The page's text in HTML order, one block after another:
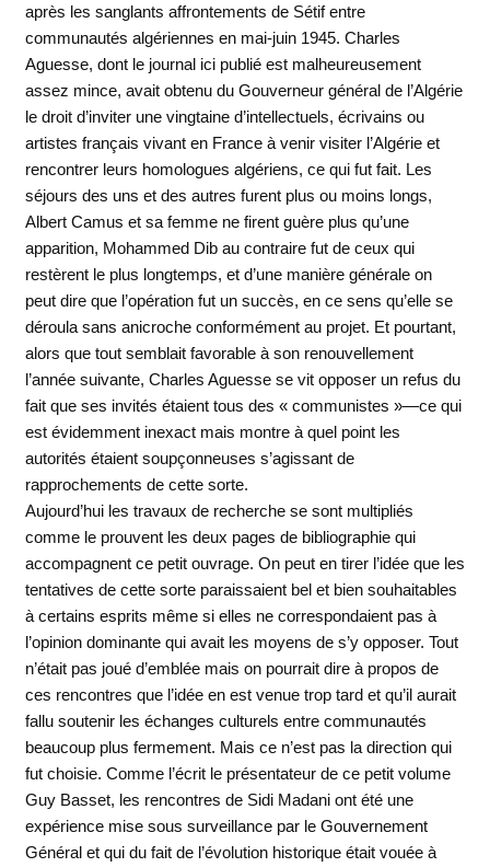
après les sanglants affrontements de Sétif entre
communautés algériennes en mai-juin 1945. Charles
Aguesse, dont le journal ici publié est malheureusement
assez mince, avait obtenu du Gouverneur général de l’Algérie
le droit d’inviter une vingtaine d’intellectuels, écrivains ou
artistes français vivant en France à venir visiter l’Algérie et
rencontrer leurs homologues algériens, ce qui fut fait. Les
séjours des uns et des autres furent plus ou moins longs,
Albert Camus et sa femme ne firent guère plus qu’une
apparition, Mohammed Dib au contraire fut de ceux qui
restèrent le plus longtemps, et d’une manière générale on
peut dire que l’opération fut un succès, en ce sens qu’elle se
déroula sans anicroche conformément au projet. Et pourtant,
alors que tout semblait favorable à son renouvellement
l’année suivante, Charles Aguesse se vit opposer un refus du
fait que ses invités étaient tous des « communistes »—ce qui
est évidemment inexact mais montre à quel point les
autorités étaient soupçonneuses s’agissant de
rapprochements de cette sorte.
Aujourd’hui les travaux de recherche se sont multipliés
comme le prouvent les deux pages de bibliographie qui
accompagnent ce petit ouvrage. On peut en tirer l’idée que les
tentatives de cette sorte paraissaient bel et bien souhaitables
à certains esprits même si elles ne correspondaient pas à
l’opinion dominante qui avait les moyens de s’y opposer. Tout
n’était pas joué d’emblée mais on pourrait dire à propos de
ces rencontres que l’idée en est venue trop tard et qu’il aurait
fallu soutenir les échanges culturels entre communautés
beaucoup plus fermement. Mais ce n’est pas la direction qui
fut choisie. Comme l’écrit le présentateur de ce petit volume
Guy Basset, les rencontres de Sidi Madani ont été une
expérience mise sous surveillance par le Gouvernement
Général et qui du fait de l’évolution historique était vouée à